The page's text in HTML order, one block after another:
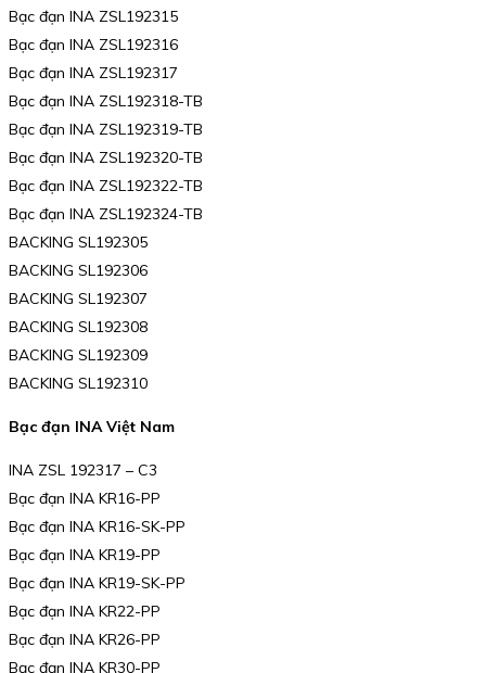
Bạc đạn INA ZSL192315
Bạc đạn INA ZSL192316
Bạc đạn INA ZSL192317
Bạc đạn INA ZSL192318-TB
Bạc đạn INA ZSL192319-TB
Bạc đạn INA ZSL192320-TB
Bạc đạn INA ZSL192322-TB
Bạc đạn INA ZSL192324-TB
BACKING SL192305
BACKING SL192306
BACKING SL192307
BACKING SL192308
BACKING SL192309
BACKING SL192310
Bạc đạn INA Việt Nam
INA ZSL 192317 – C3
Bạc đạn INA KR16-PP
Bạc đạn INA KR16-SK-PP
Bạc đạn INA KR19-PP
Bạc đạn INA KR19-SK-PP
Bạc đạn INA KR22-PP
Bạc đạn INA KR26-PP
Bạc đạn INA KR30-PP